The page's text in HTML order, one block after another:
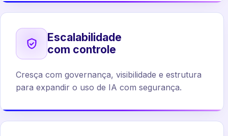
Escalabilidade
com controle
Cresça com governança, visibilidade e estrutura
para expandir o uso de IA com segurança.